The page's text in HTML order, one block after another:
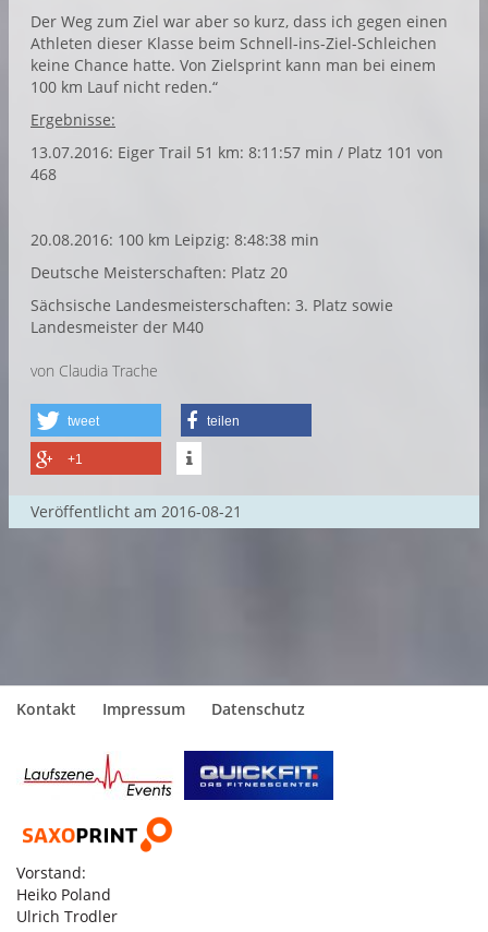
Der Weg zum Ziel war aber so kurz, dass ich gegen einen
Athleten dieser Klasse beim Schnell-ins-Ziel-Schleichen
keine Chance hatte. Von Zielsprint kann man bei einem
100 km Lauf nicht reden.“
Ergebnisse:
13.07.2016: Eiger Trail 51 km: 8:11:57 min / Platz 101 von
468
20.08.2016: 100 km Leipzig: 8:48:38 min
Deutsche Meisterschaften: Platz 20
Sächsische Landesmeisterschaften: 3. Platz sowie
Landesmeister der M40
von Claudia Trache
tweet teilen
+1
Veröffentlicht am 2016-08-21
Kontakt Impressum Datenschutz
Vorstand:
Heiko Poland
Ulrich Trodler